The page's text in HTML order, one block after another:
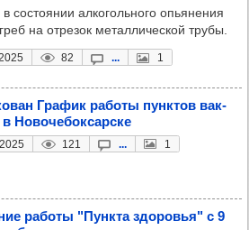
состоянии алкогольного опьянения
на отрезок металлической трубы.
82 ... 1
Гра­фик работы пун­ктов вак­
Ново­че­бок­сар­ске
121 ... 1
работы "Пун­кта здо­ровья" с 9